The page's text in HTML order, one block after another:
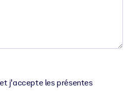
j'accepte les présentes